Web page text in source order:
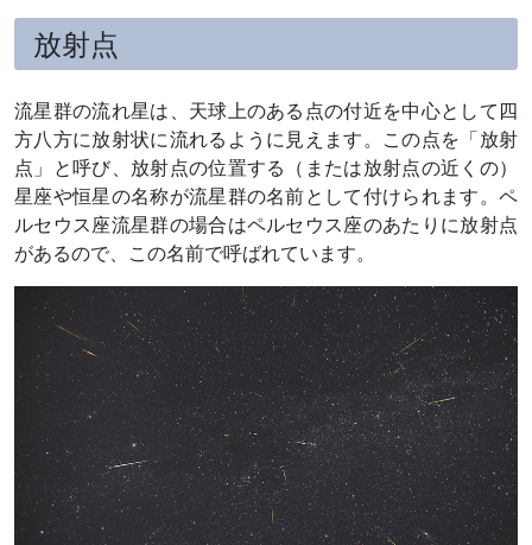
放射点
流星群の流れ星は、天球上のある点の付近を中心として四
方八方に放射状に流れるように見えます。この点を「放射
点」と呼び、放射点の位置する（または放射点の近くの）
星座や恒星の名称が流星群の名前として付けられます。ペ
ルセウス座流星群の場合はペルセウス座のあたりに放射点
があるので、この名前で呼ばれています。